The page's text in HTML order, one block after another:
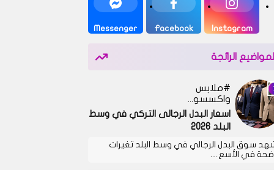
Instagram
Facebook
Messenger
المواضيع الرائجة
ملابس
واكسسوارات
اسعار البدل الرجالى التركي في وسط
البلد 2026
سوق البدل الرجالي في وسط البلد تغيرات
في الأسع…